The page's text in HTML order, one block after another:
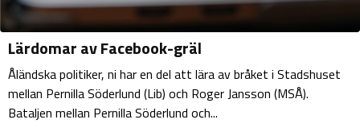
Lärdomar av Facebook-gräl
Åländska politiker, ni har en del att lära av bråket i Stadshuset
mellan Pernilla Söderlund (Lib) och Roger Jansson (MSÅ).
Bataljen mellan Pernilla Söderlund och...